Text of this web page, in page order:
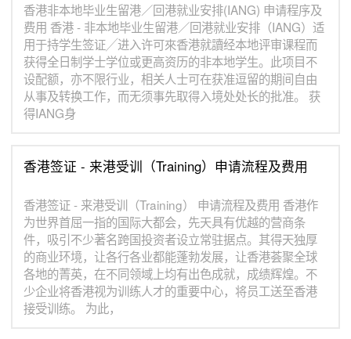
香港非本地毕业生留港／回港就业安排(IANG) 申请程序及
费用 香港 - 非本地毕业生留港／回港就业安排（IANG）适
用于持学生签证╱进入许可來香港就讀经本地评审课程而
获得全日制学士学位或更高资历的非本地学生。此项目不
设配额，亦不限行业，相关人士可在获准逗留的期间自由
从事及转换工作，而无须事先取得入境处处长的批准。 获
得IANG身
香港签证 - 来港受训（Training）申请流程及费用
香港签证 - 来港受训（Training） 申请流程及费用 香港作
为世界首屈一指的国际大都会，先天具有优越的营商条
件，吸引不少著名跨国投资者设立常驻据点。其得天独厚
的商业环境，让各行各业都能蓬勃发展，让香港荟聚全球
各地的菁英，在不同领域上均有出色成就，成绩辉煌。不
少企业将香港视为训练人才的重要中心，将员工送至香港
接受训练。 为此，